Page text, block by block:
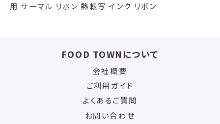
用 サーマル リボン 熱転写 インク リボン
FOOD TOWNについて
会社概要
ご利用ガイド
よくあるご質問
お問い合わせ